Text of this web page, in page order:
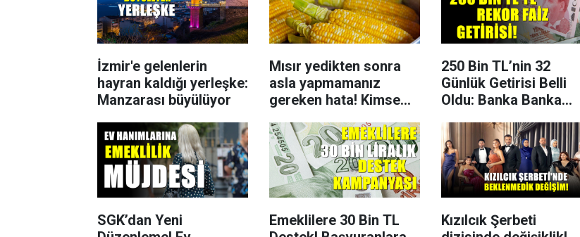
İzmir'e gelenlerin
hayran kaldığı yerleşke:
Manzarası büyülüyor
Mısır yedikten sonra
asla yapmamanız
gereken hata! Kimse
250 Bin TL’nin 32
Günlük Getirisi Belli
Oldu: Banka Banka
Kazançları
SGK’dan Yeni
Emeklilere 30 Bin TL
Kızılcık Şerbeti